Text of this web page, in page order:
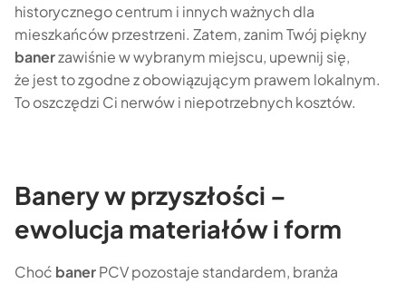
historycznego centrum i innych ważnych dla
mieszkańców przestrzeni. Zatem, zanim Twój piękny
banerzawiśnie w wybranym miejscu, upewnij się,
że jest to zgodne z obowiązującym prawem lokalnym.
To oszczędzi Ci nerwów i niepotrzebnych kosztów.
Banery w przyszłości –
ewolucja materiałów i form
Choć banerPCV pozostaje standardem, branża